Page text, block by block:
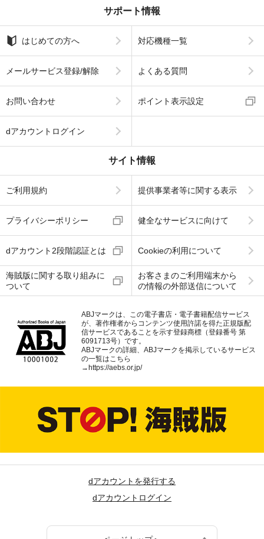
サポート情報
はじめての方へ 対応機種一覧
メールサービス登録/解除 よくある質問
お問い合わせ ポイント表示設定
dアカウントログイン
サイト情報
ご利用規約 提供事業者等に関する表示
プライバシーポリシー 健全なサービスに向けて
dアカウント2段階認証とは Cookieの利用について
海賊版に関する取り組みに
ついて
お客さまのご利用端末から
の情報の外部送信について
ABJマークは、この電子書店・電子書籍配信サービス
が、著作権者からコンテンツ使用許諾を得た正規版配
信サービスであることを示す登録商標（登録番号 第
6091713号）です。
ABJマークの詳細、ABJマークを掲示しているサービス
の一覧はこちら
→ https://aebs.or.jp/
dアカウントを発行する
dアカウントログイン